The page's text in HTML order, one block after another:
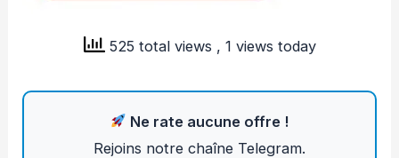
525 total views , 1 views today
Ne rate aucune offre !
Rejoins notre chaîne Telegram.